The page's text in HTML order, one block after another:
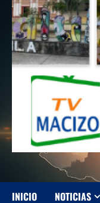
INICIO NOTICIAS